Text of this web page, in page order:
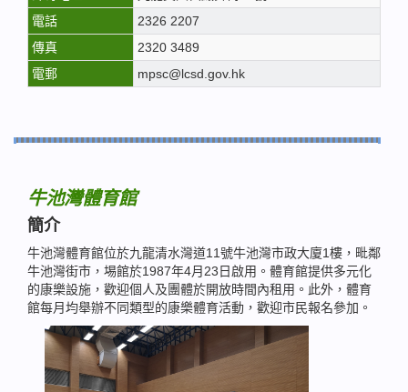
電話
2326 2207
傳真
2320 3489
電郵
mpsc@lcsd.gov.hk
牛池灣體育館
簡介
牛池灣體育館位於九龍清水灣道11號牛池灣市政大廈1樓，毗鄰
牛池灣街市，埸館於1987年4月23日啟用。體育館提供多元化
的康樂設施，歡迎個人及團體於開放時間內租用。此外，體育
館每月均舉辦不同類型的康樂體育活動，歡迎市民報名參加。